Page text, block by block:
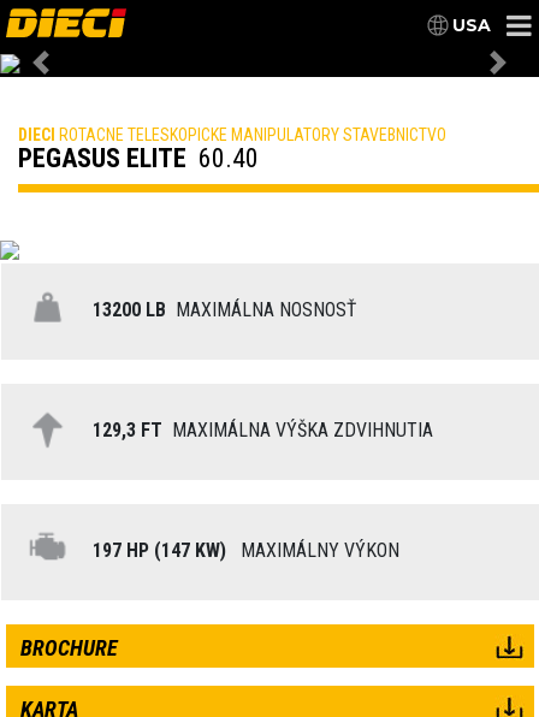
USA
Previous
DIECI ROTACNE TELESKOPICKE MANIPULATORY STAVEBNICTVO
PEGASUS ELITE 60.40
13200 LB MAXIMÁLNA NOSNOSŤ
129,3 FT MAXIMÁLNA VÝŠKA ZDVIHNUTIA
197 HP (147 KW) MAXIMÁLNY VÝKON
BROCHURE
KARTA